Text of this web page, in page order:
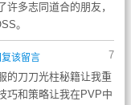
多志同道合的朋友，
。
7
复该留言
的刀刀光柱秘籍让我重
巧和策略让我在PVP中